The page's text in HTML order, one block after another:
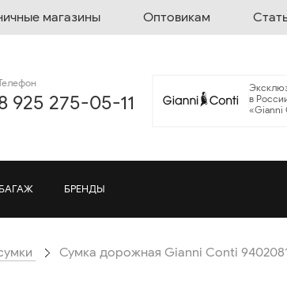
магазины Оптовикам
925 275-05-11
в
«Gianni
БАГАЖ БРЕНДЫ
Сумка дорожная Gianni Conti